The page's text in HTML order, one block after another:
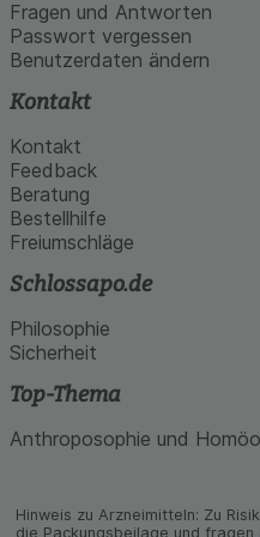
Werbung auf Drittseiten
zu gestalten. Bitte
hierfür teilweise an
soziale Medien
Fragen und Antworten
Passwort vergessen
Benutzerdaten ändern
Kontakt
Kontakt
Feedback
Beratung
Bestellhilfe
Freiumschläge
Schlossapo.de
Philosophie
Sicherheit
Top-Thema
Anthroposophie und
Hinweis zu Arzneimitteln: Zu
die Packungs­beilage und